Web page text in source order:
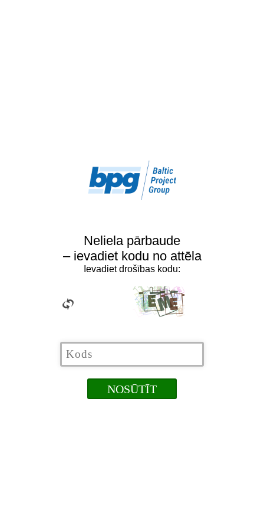
Neliela pārbaude
– ievadiet kodu no attēla
Ievadiet drošības kodu: